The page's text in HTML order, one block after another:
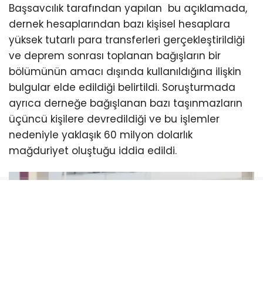
Başsavcılık tarafından yapılan bu açıklamada,
dernek hesaplarından bazı kişisel hesaplara
yüksek tutarlı para transferleri gerçekleştirildiği
ve deprem sonrası toplanan bağışların bir
bölümünün amacı dışında kullanıldığına ilişkin
bulgular elde edildiği belirtildi. Soruşturmada
ayrıca derneğe bağışlanan bazı taşınmazların
üçüncü kişilere devredildiği ve bu işlemler
nedeniyle yaklaşık 60 milyon dolarlık
mağduriyet oluştuğu iddia edildi.